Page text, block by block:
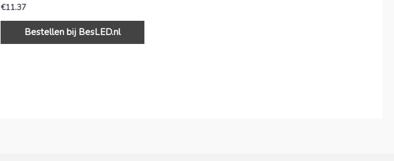
€11.37
Bestellen bij BesLED.nl